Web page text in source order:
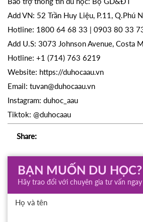
Add VN: 52 Trần Huy Liệu, P.11, Q.Phú
Hotline: 1800 64 68 33 | 0903 80 33
Add U.S: 3073 Johnson Avenue, Costa
Hotline: +1 (714) 763 6219
Website: https://duhocaau.vn
Email: tuvan@duhocaau.vn
Instagram: duhoc_aau
Tiktok: @duhocaau
Share:
BẠN MUỐN DU HỌC?
Hãy trao đổi với chuyên gia tư vấn ngay
Họ và tên